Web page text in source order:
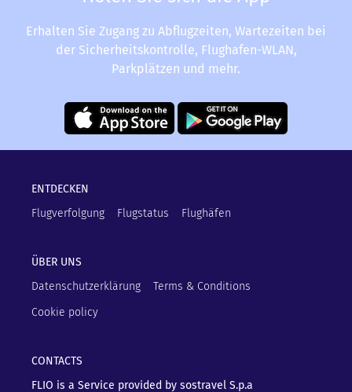
Erhalten Sie Zugang zu Abflugzeiten, Wartezeiten bei
der Sicherheitskontrolle, Flughafen-WLAN,
Parkplätzen und mehr.
ENTDECKEN
Flugverfolgung
Flugstatus Flughäfen
ÜBER UNS
Datenschutzerklärung
Terms & Conditions
Cookie policy
CONTACTS
FLIO is a Service provided by sostravel S.p.a